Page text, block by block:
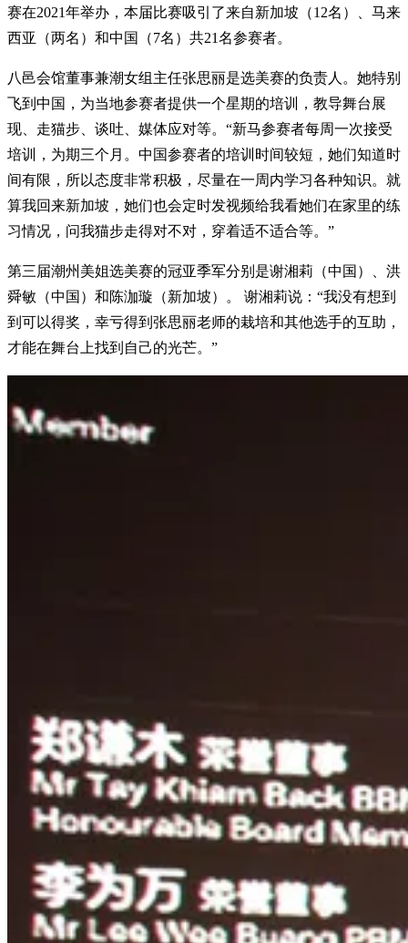
赛在2021年举办，本届比赛吸引了来自新加坡（12名）、马来
西亚（两名）和中国（7名）共21名参赛者。
八邑会馆董事兼潮女组主任张思丽是选美赛的负责人。她特别
飞到中国，为当地参赛者提供一个星期的培训，教导舞台展
现、走猫步、谈吐、媒体应对等。“新马参赛者每周一次接受
培训，为期三个月。中国参赛者的培训时间较短，她们知道时
间有限，所以态度非常积极，尽量在一周内学习各种知识。就
算我回来新加坡，她们也会定时发视频给我看她们在家里的练
习情况，问我猫步走得对不对，穿着适不适合等。”
第三届潮州美姐选美赛的冠亚季军分别是谢湘莉（中国）、洪
舜敏（中国）和陈泇璇（新加坡）。 谢湘莉说：“我没有想到
到可以得奖，幸亏得到张思丽老师的栽培和其他选手的互助，
才能在舞台上找到自己的光芒。”